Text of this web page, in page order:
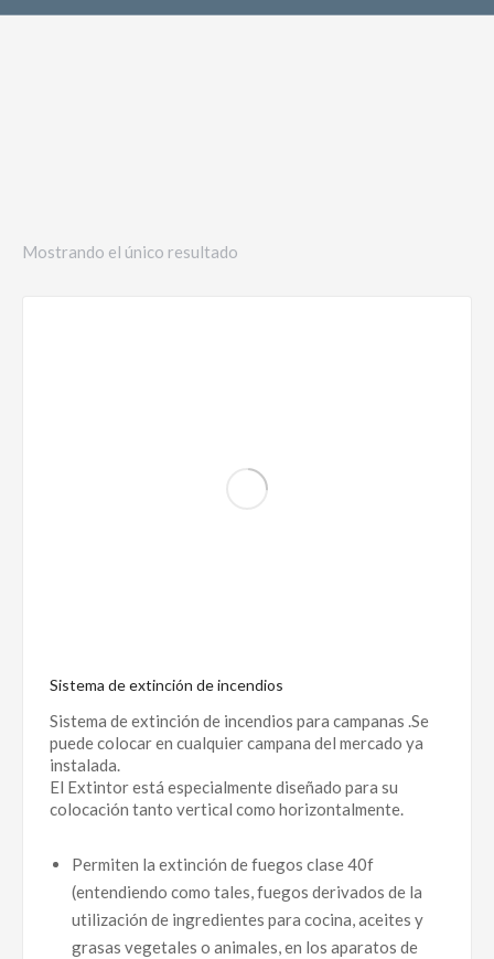
Mostrando el único resultado
Sistema de extinción de incendios
Sistema de extinción de incendios para campanas .Se
puede colocar en cualquier campana del mercado ya
instalada.
El Extintor está especialmente diseñado para su
colocación tanto vertical como horizontalmente.
Permiten la extinción de fuegos clase 40f
(entendiendo como tales, fuegos derivados de la
utilización de ingredientes para cocina, aceites y
grasas vegetales o animales, en los aparatos de